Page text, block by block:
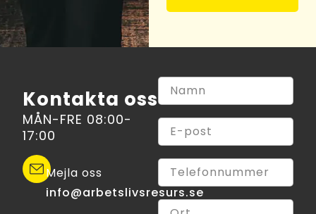
Kontakta oss
MÅN-FRE 08:00-
17:00
Mejla oss
info@arbetslivsresurs.se​